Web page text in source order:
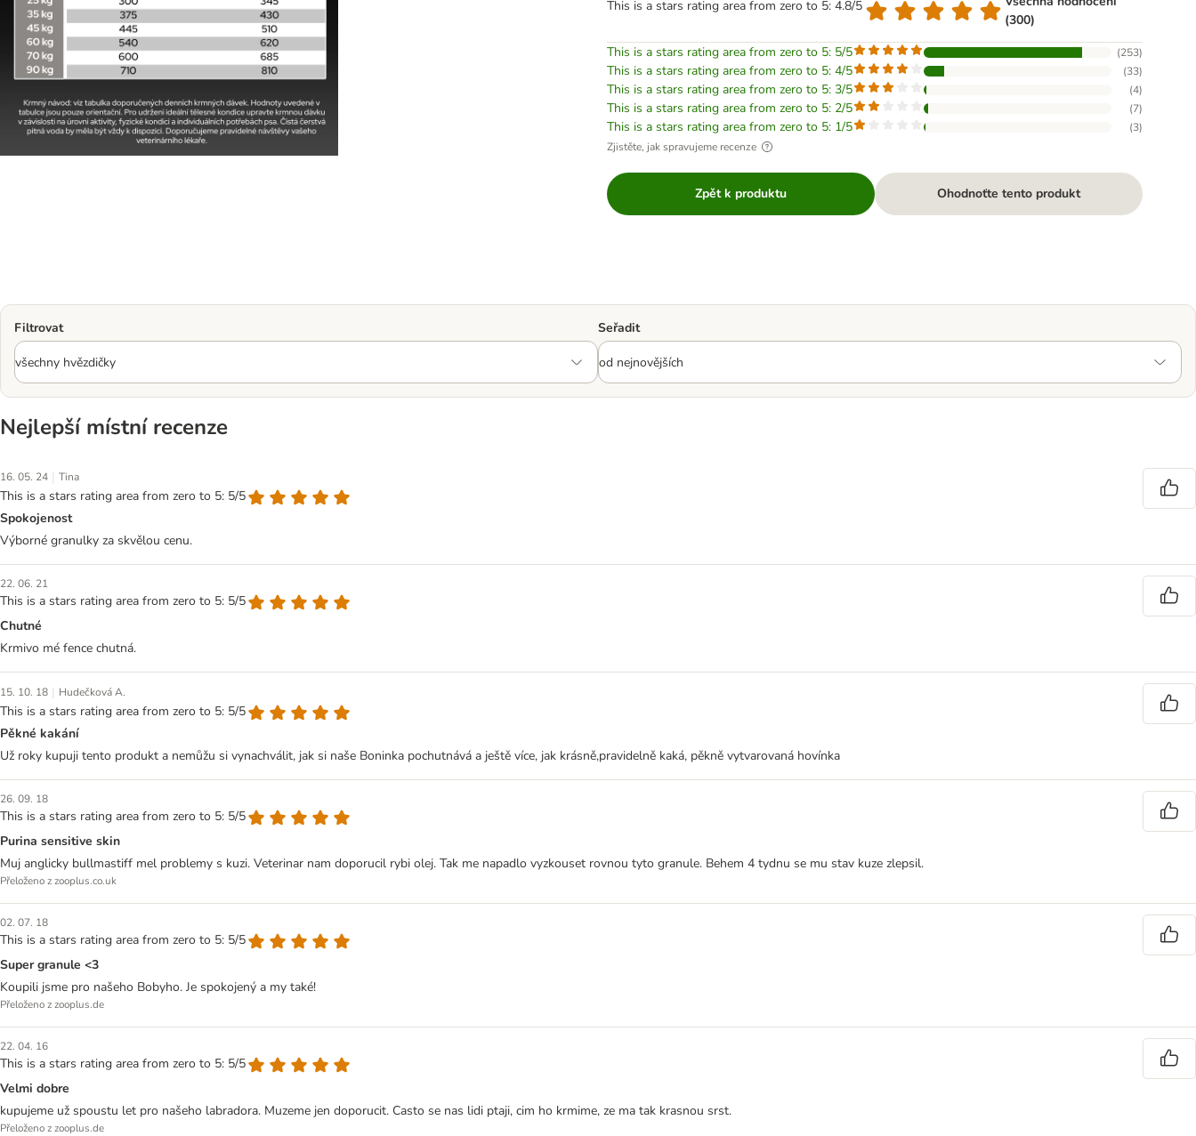
This is a stars rating area from zero to 5: 4.8/5
(300)
This is a stars rating area from zero to 5: 5/5
(253)
This is a stars rating area from zero to 5: 4/5 (33)
This is a stars rating area from zero to 5: 3/5 (4)
This is a stars rating area from zero to 5: 2/5 (7)
This is a stars rating area from zero to 5: 1/5 (3)
Zjistěte, jak spravujeme recenze
Zpět k produktu Ohodnoťte tento produkt
Filtrovat Seřadit
Nejlepší místní recenze
16. 05. 24 | Tina
This is a stars rating area from zero to 5: 5/5
Spokojenost
Výborné granulky za skvělou cenu.
22. 06. 21
This is a stars rating area from zero to 5: 5/5
Chutné
Krmivo mé fence chutná.
15. 10. 18 | Hudečková A.
This is a stars rating area from zero to 5: 5/5
Pěkné kakání
Už roky kupuji tento produkt a nemůžu si vynachválit, jak si naše Boninka pochutnává a ještě více, jak krásně,pravidelně kaká, pěkně vytvarovaná hovínka
26. 09. 18
This is a stars rating area from zero to 5: 5/5
Purina sensitive skin
Muj anglicky bullmastiff mel problemy s kuzi. Veterinar nam doporucil rybi olej. Tak me napadlo vyzkouset rovnou tyto granule. Behem 4 tydnu se mu stav kuze zlepsil.
Přeloženo z zooplus.co.uk
02. 07. 18
This is a stars rating area from zero to 5: 5/5
Super granule <3
Koupili jsme pro našeho Bobyho. Je spokojený a my také!
Přeloženo z zooplus.de
22. 04. 16
This is a stars rating area from zero to 5: 5/5
Velmi dobre
kupujeme už spoustu let pro našeho labradora. Muzeme jen doporucit. Casto se nas lidi ptaji, cim ho krmime, ze ma tak krasnou srst.
Přeloženo z zooplus.de